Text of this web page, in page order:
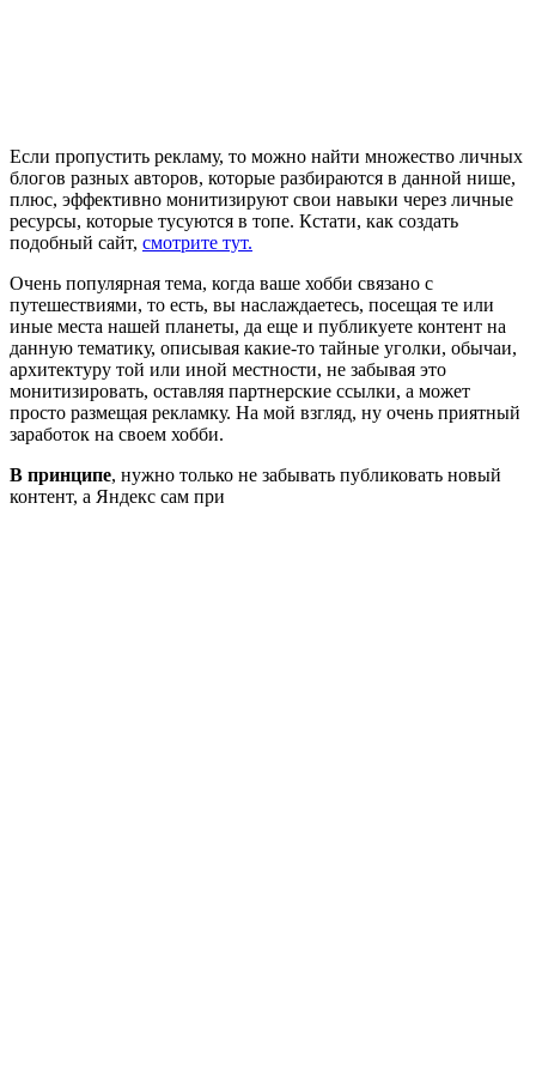
Если пропустить рекламу, то можно найти множество личных
блогов разных авторов, которые разбираются в данной нише,
плюс, эффективно монитизируют свои навыки через личные
ресурсы, которые тусуются в топе. Кстати, как создать
подобный сайт, смотрите тут.
Очень популярная тема, когда ваше хобби связано с
путешествиями, то есть, вы наслаждаетесь, посещая те или
иные места нашей планеты, да еще и публикуете контент на
данную тематику, описывая какие-то тайные уголки, обычаи,
архитектуру той или иной местности, не забывая это
монитизировать, оставляя партнерские ссылки, а может
просто размещая рекламку. На мой взгляд, ну очень приятный
заработок на своем хобби.
В принципе, нужно только не забывать публиковать новый
контент, а Яндекс сам при